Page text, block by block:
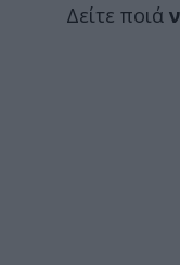
Δείτε ποιά